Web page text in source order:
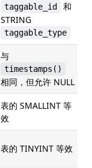
taggable_id
和
STRING
taggable_type
与
timestamps()
相同，但允许 NULL
表的 SMALLINT 等
效
表的 TINYINT 等效